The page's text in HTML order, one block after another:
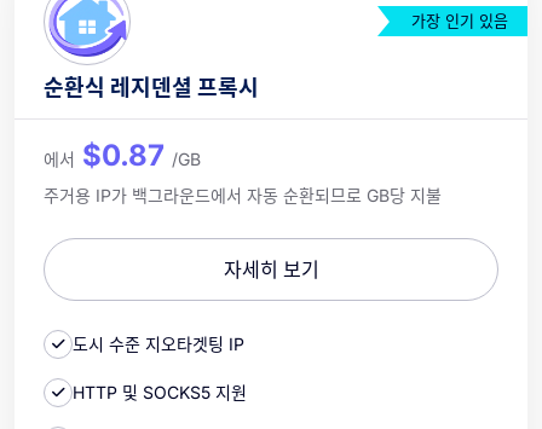
가장 인기 있음
순환식 레지덴셜 프록시
에서 $0.87 /GB
주거용 IP가 백그라운드에서 자동 순환되므로 GB당 지불
자세히 보기
도시 수준 지오타겟팅 IP
HTTP 및 SOCKS5 지원